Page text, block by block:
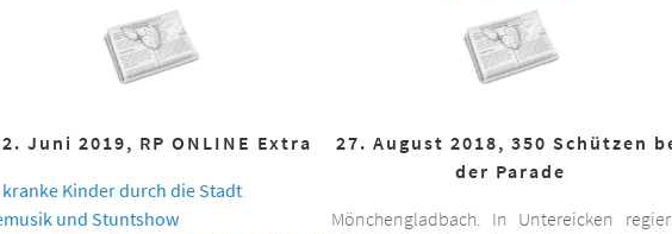
Juni 2019, RP ONLINE Extra
kranke Kinder durch die Stadt
und Stuntshow
27. August 2018, 350 Schützen
der Parade
Mönchengladbach. In Untereicken